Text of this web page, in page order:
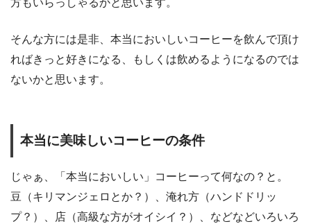
方もいらっしゃるかと思います。
そんな方には是非、本当においしいコーヒーを飲んで頂け
ればきっと好きになる、もしくは飲めるようになるのでは
ないかと思います。
本当に美味しいコーヒーの条件
じゃぁ、「本当においしい」コーヒーって何なの？と。
豆（キリマンジェロとか？）、淹れ方（ハンドドリッ
プ？）、店（高級な方がオイシイ？）、などなどいろいろ